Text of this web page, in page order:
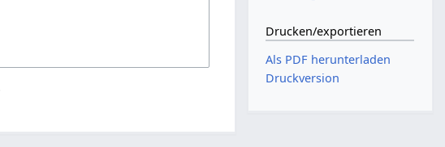
Drucken/­exportieren
Als PDF herunterladen
Druckversion